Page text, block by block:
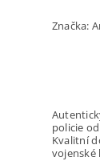
Značka:
policie
Kvalitní
vojenské